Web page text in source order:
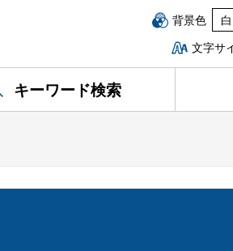
背景色 白
文字サ
キーワード検索